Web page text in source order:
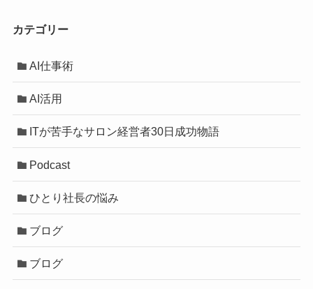
カテゴリー
AI仕事術
AI活用
ITが苦手なサロン経営者30日成功物語
Podcast
ひとり社長の悩み
ブログ
ブログ